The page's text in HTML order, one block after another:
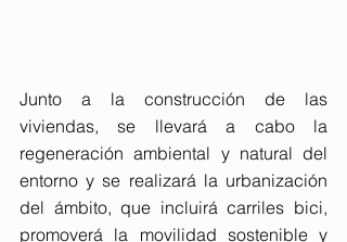
Junto a la construcción de las
viviendas, se llevará a cabo la
regeneración ambiental y natural del
entorno y se realizará la urbanización
del ámbito, que incluirá carriles bici,
promoverá la movilidad sostenible y